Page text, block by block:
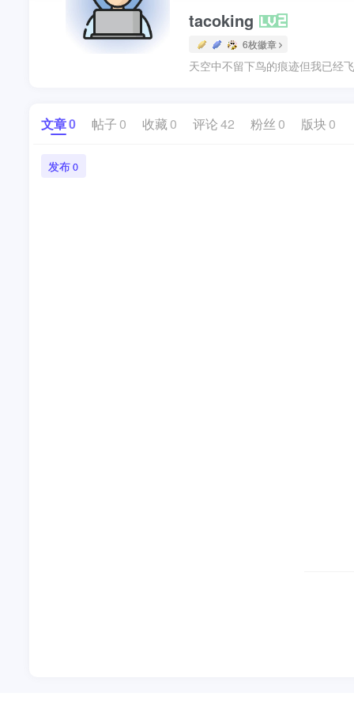
tacoking
6枚徽章
天空中不留下鸟的痕迹但我已经
文章0 帖子 0 收藏 0 评论42 粉丝 0 版块 0
发布0